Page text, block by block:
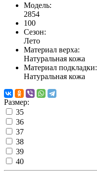
Модель:
2854
100
Сезон:
Лето
Материал верха:
Натуральная кожа
Материал подкладки:
Натуральная кожа
Размер:
35
36
37
38
39
40